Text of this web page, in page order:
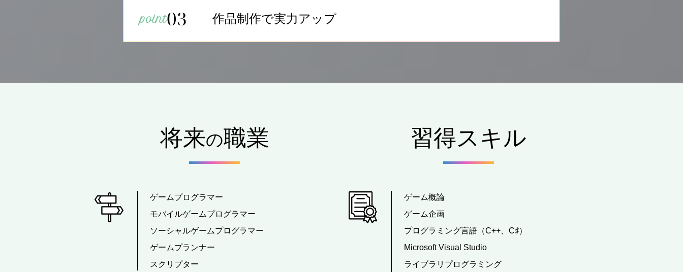
03 作品制作で実力アップ
将来の職業
ゲームプログラマー
モバイルゲームプログラマー
ソーシャルゲームプログラマー
ゲームプランナー
スクリプター
習得スキル
ゲーム概論
ゲーム企画
プログラミング言語（C++、C♯）
Microsoft Visual Studio
ライブラリプログラミング